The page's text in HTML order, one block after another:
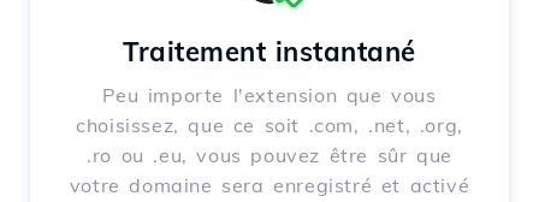
Traitement instantané
Peu importe l'extension que vous
choisissez, que ce soit .com, .net, .org,
.ro ou .eu, vous pouvez être sûr que
votre domaine sera enregistré et activé